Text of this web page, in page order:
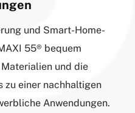
und Smart-Home-
55® bequem
und die
zu einer nachhaltigen
Anwendungen.